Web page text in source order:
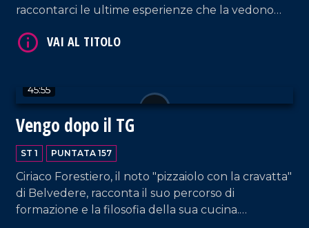
raccontarci le ultime esperienze che la vedono
tradizione culinaria calabrese con quella di altre
45:55
Vengo dopo il TG
ST 1 PUNTATA 157
Ciriaco Forestiero, il noto "pizzaiolo con la cravatta"
di Belvedere, racconta il suo percorso di
formazione e la filosofia della sua cucina.
VAI AL TITOLO
VAI AL TITOLO